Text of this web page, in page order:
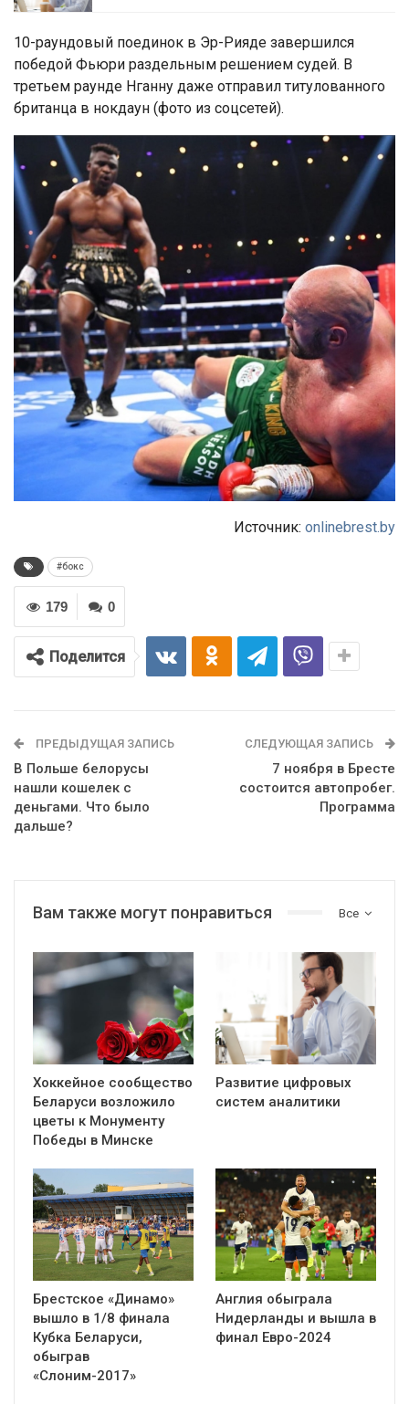
10-раундовый поединок в Эр-Рияде завершился
победой Фьюри раздельным решением судей. В
третьем раунде Нганну даже отправил титулованного
британца в нокдаун (фото из соцсетей).
Источник: onlinebrest.by
#бокс
0
179
Поделится
ПРЕДЫДУЩАЯ ЗАПИСЬ
В Польше белорусы
нашли кошелек с
деньгами. Что было
дальше?
СЛЕДУЮЩАЯ ЗАПИСЬ
7 ноября в Бресте
состоится автопробег.
Программа
Все
Вам также могут понравиться
Хоккейное сообщество
Беларуси возложило
цветы к Монументу
Победы в Минске
Развитие цифровых
систем аналитики
Брестское «Динамо»
вышло в 1/8 финала
Кубка Беларуси,
обыграв
«Слоним-2017»
Англия обыграла
Нидерланды и вышла в
финал Евро-2024